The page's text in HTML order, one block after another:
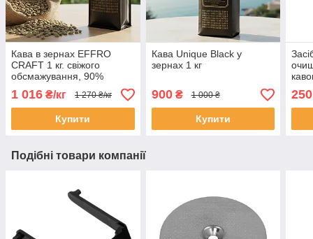
Кава в зернах EFFRO
CRAFT 1 кг. свіжого
обсмажування, 90%
1 016 ₴/кг 1 270 ₴/кг
Купити
Кава Unique Black у
зернах 1 кг
900₴ 1 000 ₴
Купити
250
Подібні товари компанії